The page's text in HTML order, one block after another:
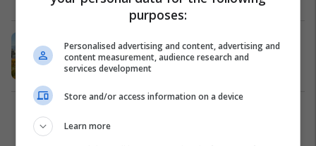
Qytetet më miqësore në botë për
vitin 2023
Udhëtime
purposes:
Personalised advertising and content, advertising and
content measurement, audience research and
services development
Store and/or access information on a device
Learn more